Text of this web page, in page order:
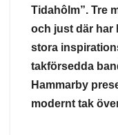
Tidahôlm”. Tre
och just där har
stora
takförsedda
Hammarby
modernt tak